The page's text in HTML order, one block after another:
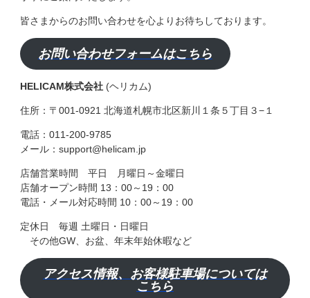
皆さまからのお問い合わせを心よりお待ちしております。
お問い合わせフォームはこちら
HELICAM株式会社(ヘリカム)
住所：〒001-0921 北海道札幌市北区新川１条５丁目３−１
電話：011-200-9785
メール：support@helicam.jp
店舗営業時間 平日 月曜日～金曜日
店舗オープン時間 13：00～19：00
電話・メール対応時間 10：00～19：00
定休日 毎週 土曜日・日曜日
その他GW、お盆、年末年始休暇など
アクセス情報、お客様駐車場については
こちら